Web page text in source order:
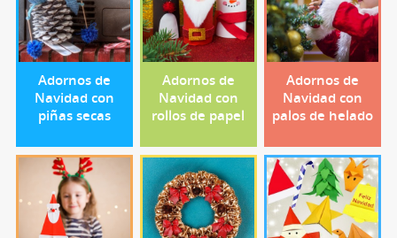
Adornos de
Navidad con
piñas secas
Adornos de
Navidad con
rollos de papel
Adornos de
Navidad con
palos de helado